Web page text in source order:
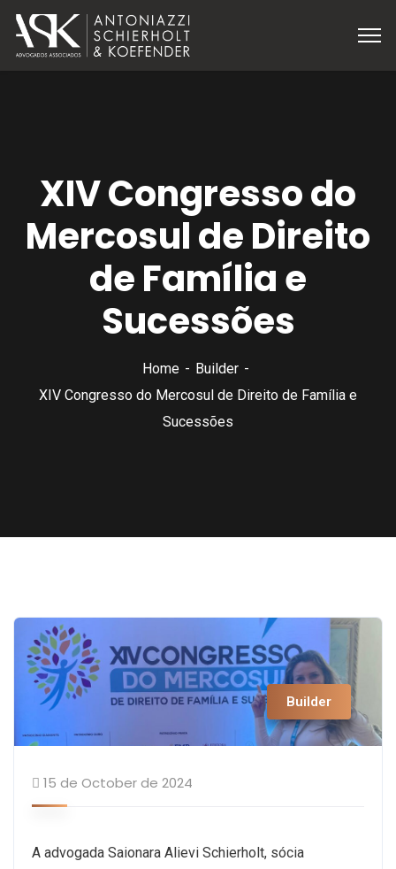
XIV Congresso do
Mercosul de Direito
de Família e
Sucessões
Home
Builder
XIV Congresso do Mercosul de Direito de Família e
Sucessões
Builder
15 de October de 2024
A advogada Saionara Alievi Schierholt, sócia